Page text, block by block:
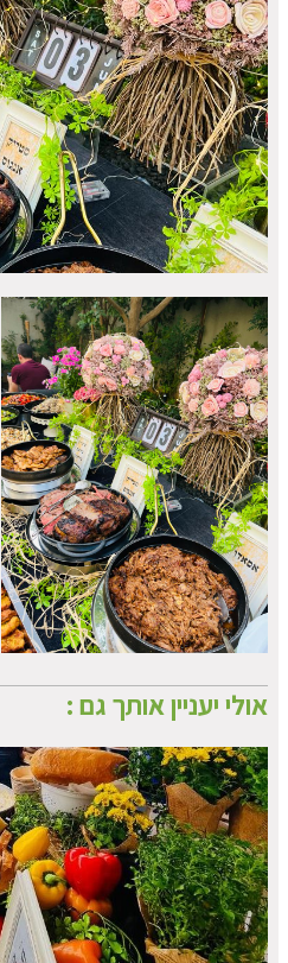
אולי יעניין אותך גם :